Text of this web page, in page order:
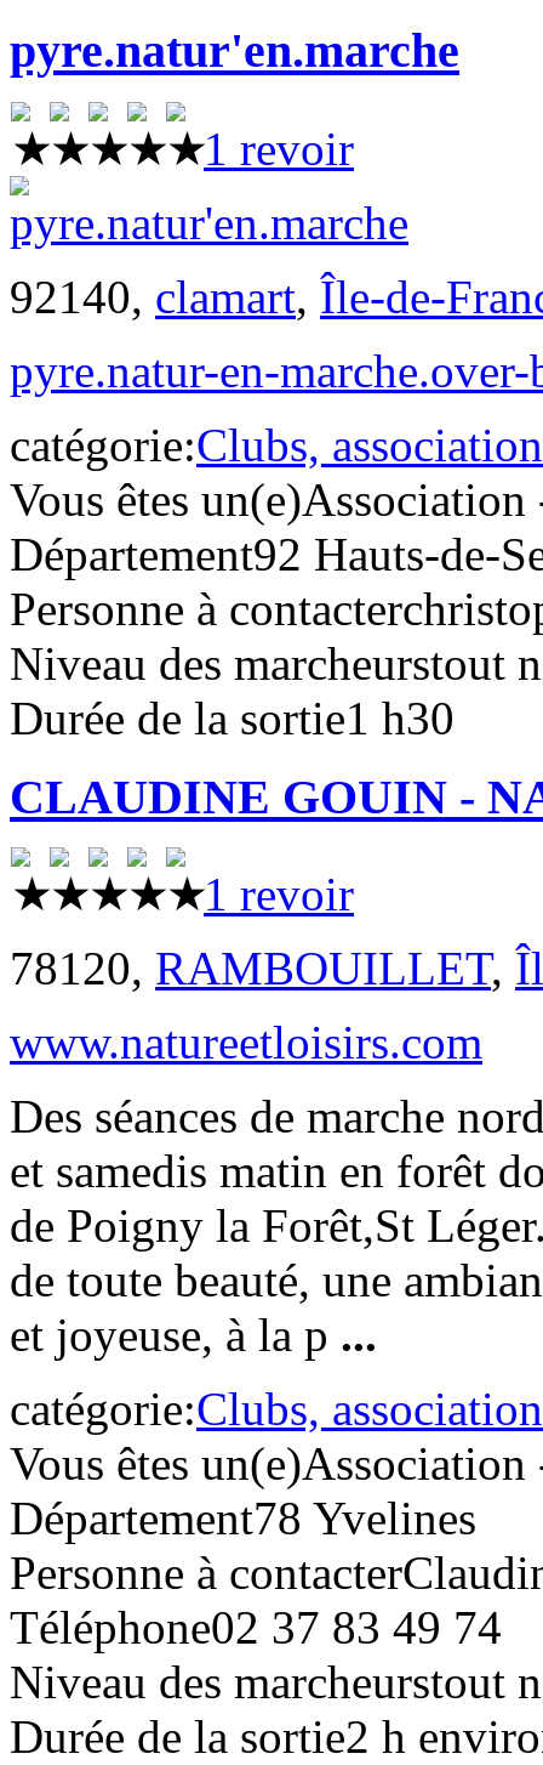
pyre.natur'en.marche
1 revoir
92140, clamart, Île-de-
pyre.natur-en-
catégorie:Clubs,
Vous êtes un(e)Association
Département92 Hauts-de-
Personne à contacter
Niveau des marcheurstout
Durée de la sortie1 h30
CLAUDINE GOUIN -
1 revoir
78120, RAMBOUILLET,
www.natureetloisirs.com
Des séances de marche
et samedis matin en forêt
de Poigny la Forêt,St
de toute beauté, une
et joyeuse, à la p ...
catégorie:Clubs,
Vous êtes un(e)Association
Département78 Yvelines
Personne à contacter
Téléphone02 37 83 49 74
Niveau des marcheurstout
Durée de la sortie2 h